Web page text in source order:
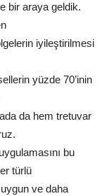
bir araya geldik.
iyileştirilmesi
yüzde 70’inin
da hem tretuvar
bu
türlü
ve daha